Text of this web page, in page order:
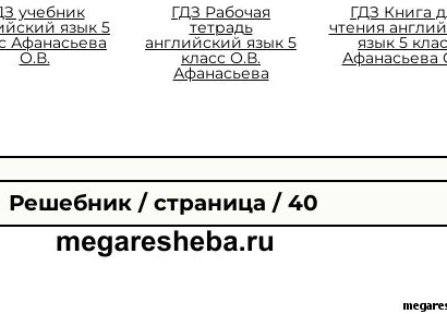
учебник
язык 5
Афанасьева
О.В.
ГДЗ Рабочая
тетрадь
английский язык 5
класс О.В.
Афанасьева
ГДЗ Книга
чтения
язык 5
Афанасьева
Решебник / страница / 40